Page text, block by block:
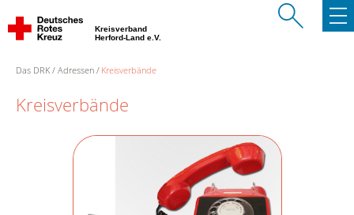
Kreisverband
Herford-Land e.V.
Das DRK Adressen Kreisverbände
Kreisverbände